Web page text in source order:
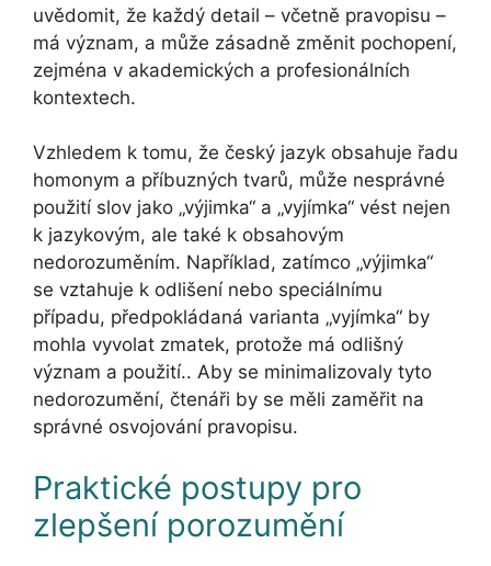
uvědomit, že každý detail – včetně pravopisu –
má význam, a může zásadně změnit pochopení,
zejména v akademických a profesionálních
kontextech.
Vzhledem k tomu, že český jazyk obsahuje řadu
homonym a příbuzných tvarů, může nesprávné
použití slov jako „výjimka“ a „vyjímka“ vést nejen
k jazykovým, ale také k obsahovým
nedorozuměním. Například, zatímco „výjimka“
se vztahuje k odlišení nebo speciálnímu
případu, předpokládaná varianta „vyjímka“ by
mohla vyvolat zmatek, protože má odlišný
význam a použití.. Aby se minimalizovaly tyto
nedorozumění, čtenáři by se měli zaměřit na
správné osvojování pravopisu.
Praktické postupy pro
zlepšení porozumění